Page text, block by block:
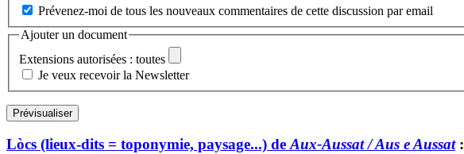
Prévenez-moi de tous les nouveaux commentaires de cette discussion par email
Ajouter un document
Extensions autorisées : toutes
Je veux recevoir la Newsletter
Lòcs (lieux-dits = toponymie, paysage...) deAux-Aussat / Aus e Aussat: